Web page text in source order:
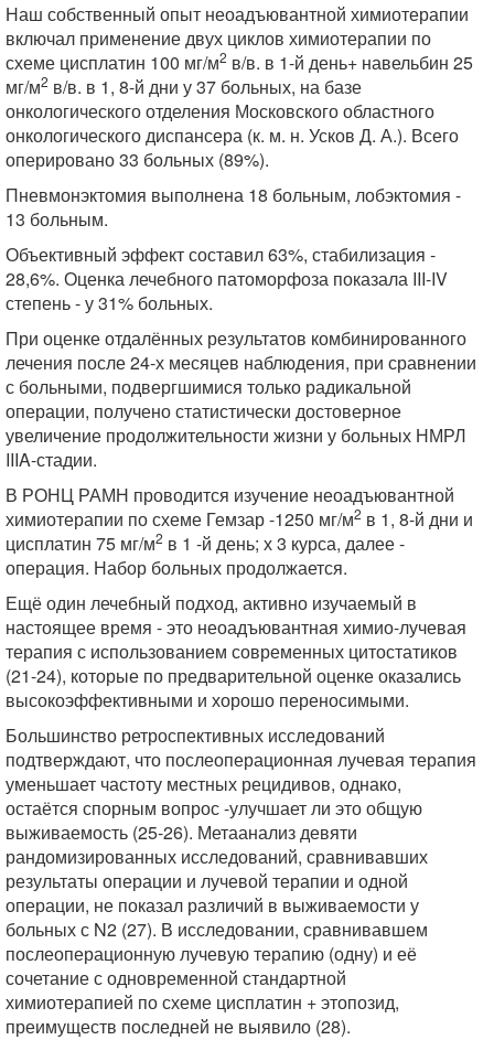
Наш собственный опыт неоадъювантной химиотерапии
включал применение двух циклов химиотерапии по
схеме цисплатин 100 мг/м2 в/в. в 1-й день+ навельбин 25
мг/м2 в/в. в 1, 8-й дни у 37 больных, на базе
онкологического отделения Московского областного
онкологического диспансера (к. м. н. Усков Д. А.). Всего
оперировано 33 больных (89%).
Пневмонэктомия выполнена 18 больным, лобэктомия -
13 больным.
Объективный эффект составил 63%, стабилизация -
28,6%. Оценка лечебного патоморфоза показала III-IV
степень - у 31% больных.
При оценке отдалённых результатов комбинированного
лечения после 24-х месяцев наблюдения, при сравнении
с больными, подвергшимися только радикальной
операции, получено статистически достоверное
увеличение продолжительности жизни у больных НМРЛ
IIIA-стадии.
В РОНЦ РАМН проводится изучение неоадъювантной
химиотерапии по схеме Гемзар -1250 мг/м2 в 1, 8-й дни и
цисплатин 75 мг/м2 в 1 -й день; х 3 курса, далее -
операция. Набор больных продолжается.
Ещё один лечебный подход, активно изучаемый в
настоящее время - это неоадъювантная химио-лучевая
терапия с использованием современных цитостатиков
(21-24), которые по предварительной оценке оказались
высокоэффективными и хорошо переносимыми.
Большинство ретроспективных исследований
подтверждают, что послеоперационная лучевая терапия
уменьшает частоту местных рецидивов, однако,
остаётся спорным вопрос -улучшает ли это общую
выживаемость (25-26). Метаанализ девяти
рандомизированных исследований, сравнивавших
результаты операции и лучевой терапии и одной
операции, не показал различий в выживаемости у
больных с N2 (27). В исследовании, сравнивавшем
послеоперационную лучевую терапию (одну) и её
сочетание с одновременной стандартной
химиотерапией по схеме цисплатин + этопозид,
преимуществ последней не выявило (28).